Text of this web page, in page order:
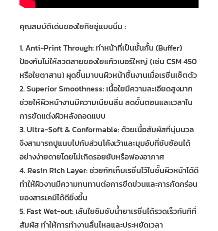
คุณสมบัติเด่นของใยทิชชู่แบบนิ่ม :
1. Anti-Print Through: ทำหน้าที่เป็นชั้นกั้น (Buffer)
ป้องกันไม่ให้ลวดลายของใยแก้วเบอร์ใหญ่ (เช่น CSM 450
หรือใยตาสาน) ผุดขึ้นมาบนผิวหน้าชิ้นงานเมื่อเรซิ่นเซ็ตตัว
2. Superior Smoothness: เนื้อใยมีความละเอียดสูงมาก
ช่วยให้ผิวหน้างานมีความเนียนลื่น ลดขั้นตอนและเวลาใน
การขัดแต่งผิวหลังถอดแบบ
3. Ultra-Soft & Conformable: ด้วยเนื้อสัมผัสที่นุ่มนวล
จึงสามารถปูแนบไปกับส่วนโค้งเว้าและมุมอับที่ซับซ้อนได้
อย่างง่ายดายโดยไม่เกิดรอยยับหรือฟองอากาศ
4. Resin Rich Layer:ช่วยกักเก็บเรซิ่นไว้ในชั้นผิวหน้าได้ดี
ทำให้ผิวงานมีความทนทานต่อการขีดข่วนและการกัดกร่อน
ของสารเคมีได้ดียิ่งขึ้น
5. Fast Wet-out: เส้นใยซึมซับน้ำยาเรซิ่นได้รวดเร็วทันทีที่
สัมผัส ทำให้การทำงานลื่นไหลและประหยัดเวลา